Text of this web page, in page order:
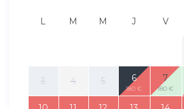
L M M J V
3 4 5 6
180 €
7
180 €